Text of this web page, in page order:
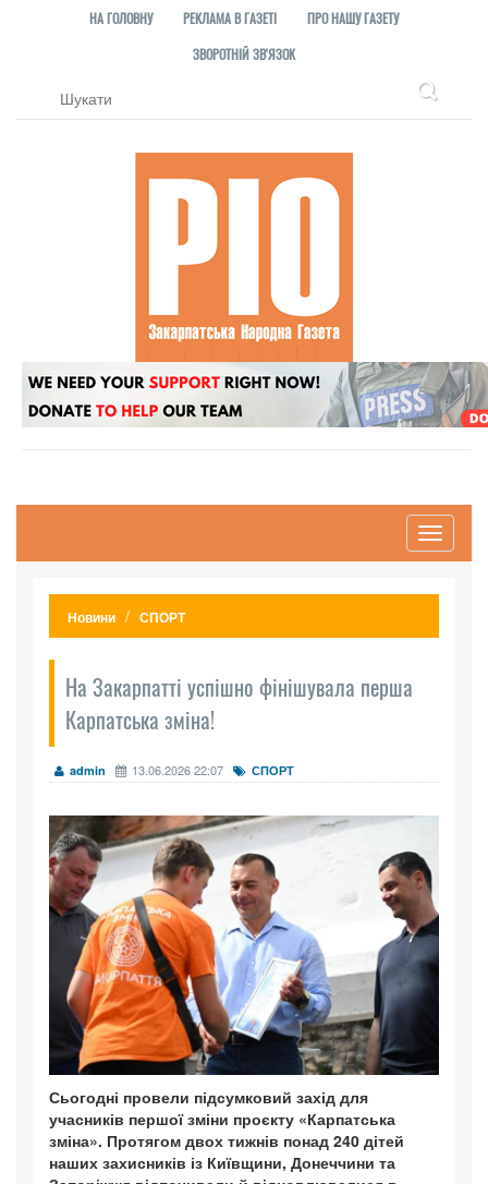
НА ГОЛОВНУ РЕКЛАМА В ГАЗЕТІ
ПРО НАШУ ГАЗЕТУ
ЗВОРОТНІЙ ЗВ'ЯЗОК
Toggle
Новини СПОРТ
На Закарпатті успішно фінішувала перша
Карпатська зміна!
admin 13.06.2026 22:07 СПОРТ
Сьогодні провели підсумковий захід для
учасників першої зміни проєкту «Карпатська
зміна». Протягом двох тижнів понад 240 дітей
наших захисників із Київщини, Донеччини та